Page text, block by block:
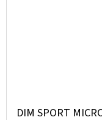
DIM SPORT